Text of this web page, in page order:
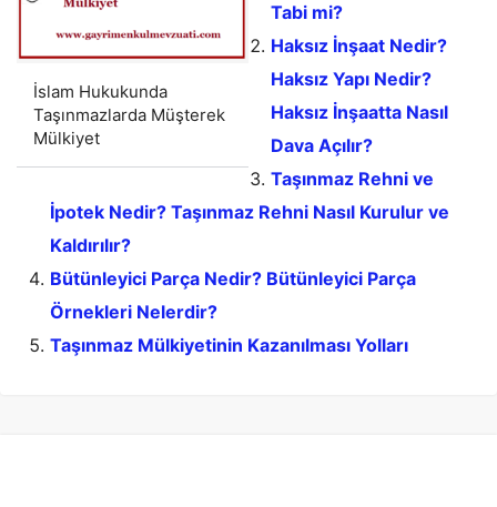
İslam Hukukunda
Taşınmazlarda Müşterek
Mülkiyet
Tabi mi?
Haksız İnşaat Nedir?
Haksız Yapı Nedir?
Haksız İnşaatta Nasıl
Dava Açılır?
Taşınmaz Rehni ve
İpotek Nedir? Taşınmaz Rehni Nasıl Kurulur ve
Kaldırılır?
Bütünleyici Parça Nedir? Bütünleyici Parça
Örnekleri Nelerdir?
Taşınmaz Mülkiyetinin Kazanılması Yolları